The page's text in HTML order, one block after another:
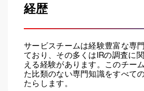
経歴
サービスチームは経験豊富な専
ており、その多くはIRの調査に
える経験があります。このチー
た比類のない専門知識をすべて
たらします。